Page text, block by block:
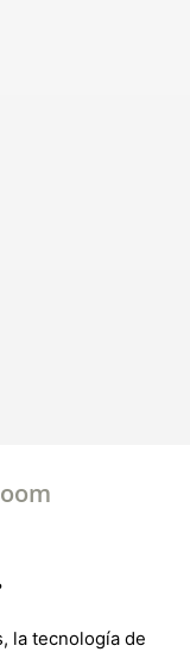
la tecnología de